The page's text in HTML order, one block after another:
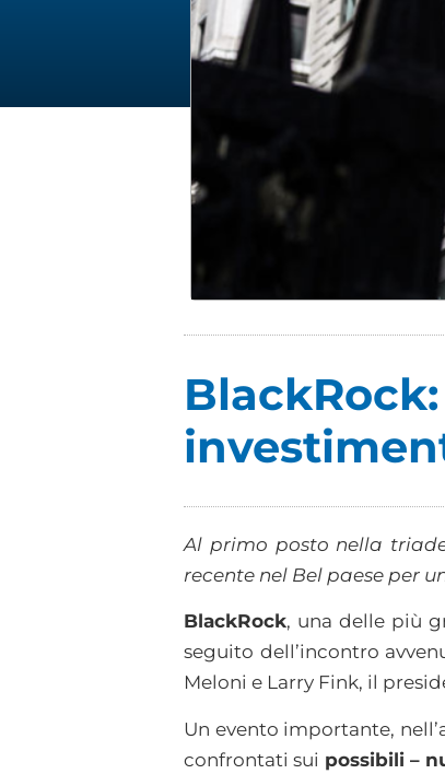
Al primo posto nella
recente nel Bel paese per
BlackRock, una delle più
seguito dell’incontro
Meloni e Larry Fink, il
Un evento importante,
confrontati sui possibili –